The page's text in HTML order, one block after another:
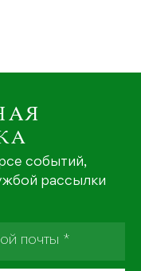
событий,
рассылки